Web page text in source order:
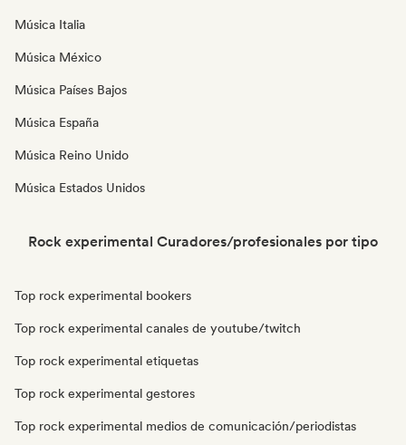
Música Italia
Música México
Música Países Bajos
Música España
Música Reino Unido
Música Estados Unidos
Rock experimental Curadores/profesionales por tipo
Top rock experimental bookers
Top rock experimental canales de youtube/twitch
Top rock experimental etiquetas
Top rock experimental gestores
Top rock experimental medios de comunicación/periodistas